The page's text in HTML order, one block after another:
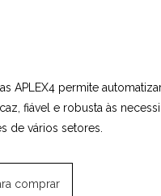
APLEX4 permite
fiável e robusta às
de vários setores.
comprar